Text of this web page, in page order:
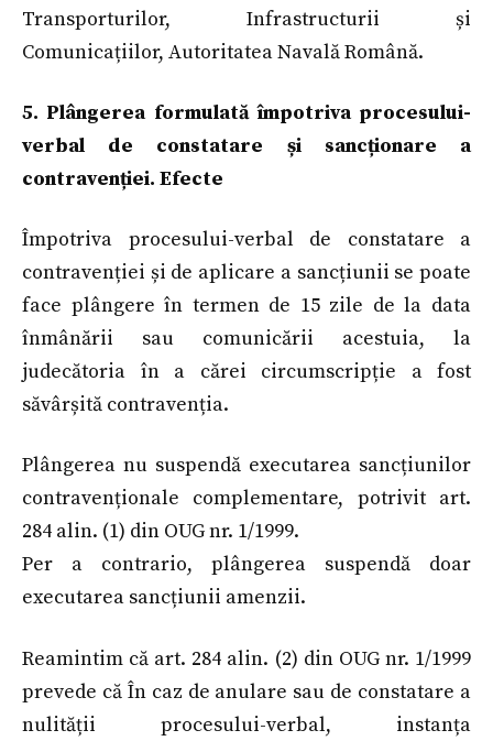
Transporturilor, Infrastructurii și
Comunicațiilor, Autoritatea Navală Română.
5. Plângerea formulată împotriva procesului-
verbal de constatare și sancționare a
contravenției. Efecte
Împotriva procesului-verbal de constatare a
contravenției și de aplicare a sancțiunii se poate
face plângere în termen de 15 zile de la data
înmânării sau comunicării acestuia, la
judecătoria în a cărei circumscripție a fost
săvârșită contravenția.
Plângerea nu suspendă executarea sancțiunilor
contravenționale complementare, potrivit art.
284 alin. (1) din OUG nr. 1/1999.
Per a contrario, plângerea suspendă doar
executarea sancțiunii amenzii.
Reamintim că art. 284 alin. (2) din OUG nr. 1/1999
prevede că În caz de anulare sau de constatare a
nulității procesului-verbal, instanța